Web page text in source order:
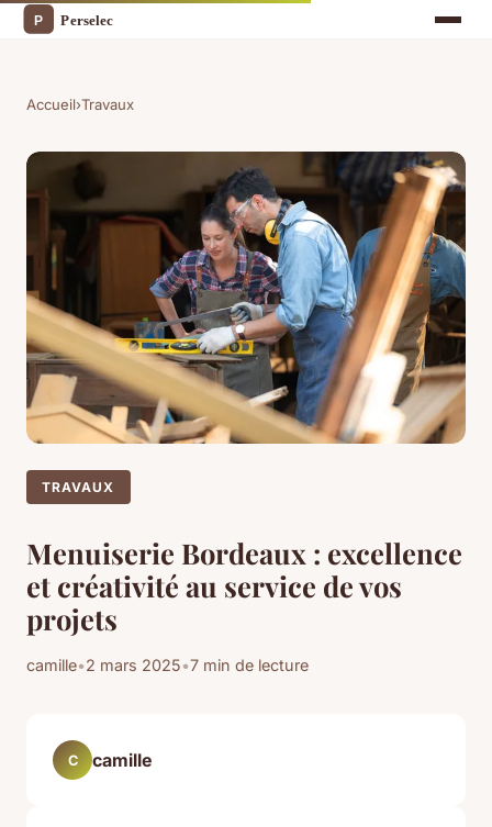
Accueil›Travaux
TRAVAUX
Menuiserie Bordeaux : excellence
et créativité au service de vos
projets
camille•2 mars 2025•7 min de lecture
C camille